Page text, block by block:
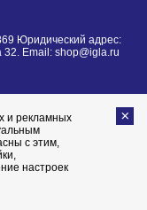
Юридический адрес:
32. Email: shop@igla.ru
и рекламных
с этим,
настроек